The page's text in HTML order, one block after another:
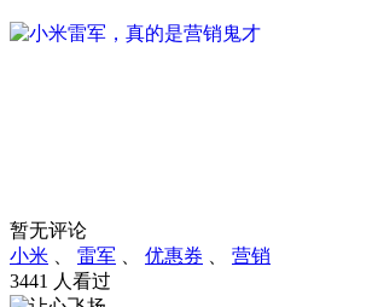
暂无评论
小米
雷军 优惠券
营销
3441 人看过